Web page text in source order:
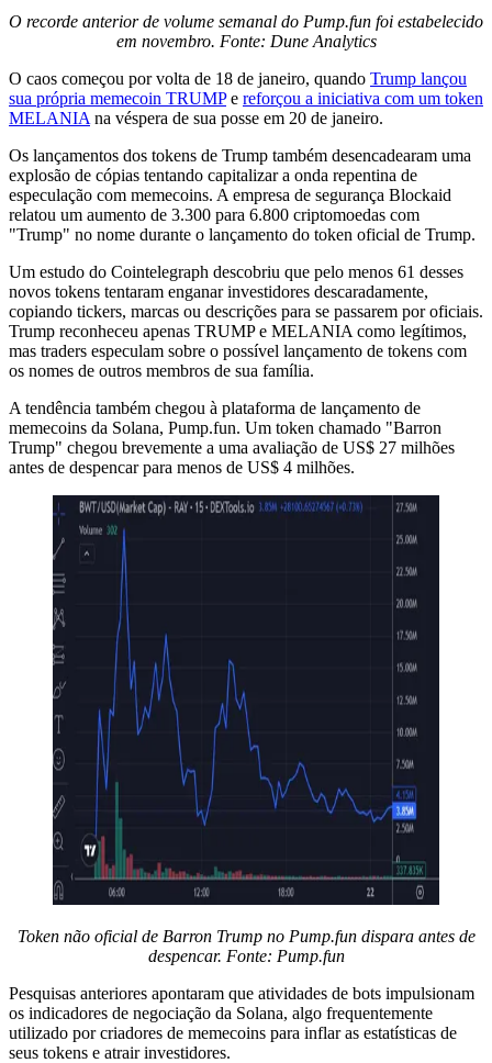
O recorde anterior de volume semanal do Pump.fun foi estabelecido
em novembro. Fonte: Dune Analytics
O caos começou por volta de 18 de janeiro, quando Trump lançou
sua própria memecoin TRUMPe reforçou a iniciativa com um token
MELANIA na véspera de sua posse em 20 de janeiro.
Os lançamentos dos tokens de Trump também desencadearam uma
explosão de cópias tentando capitalizar a onda repentina de
especulação com memecoins. A empresa de segurança Blockaid
relatou um aumento de 3.300 para 6.800 criptomoedas com
"Trump" no nome durante o lançamento do token oficial de Trump.
Um estudo do Cointelegraph descobriu que pelo menos 61 desses
novos tokens tentaram enganar investidores descaradamente,
copiando tickers, marcas ou descrições para se passarem por oficiais.
Trump reconheceu apenas TRUMP e MELANIA como legítimos,
mas traders especulam sobre o possível lançamento de tokens com
os nomes de outros membros de sua família.
A tendência também chegou à plataforma de lançamento de
memecoins da Solana, Pump.fun. Um token chamado "Barron
Trump" chegou brevemente a uma avaliação de US$ 27 milhões
antes de despencar para menos de US$ 4 milhões.
Token não oficial de Barron Trump no Pump.fun dispara antes de
despencar. Fonte: Pump.fun
Pesquisas anteriores apontaram que atividades de bots impulsionam
os indicadores de negociação da Solana, algo frequentemente
utilizado por criadores de memecoins para inflar as estatísticas de
seus tokens e atrair investidores.